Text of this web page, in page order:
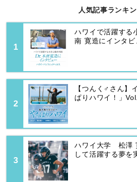
人気記事ランキ
ハワイで活躍す
南 寛造にインタビ
【つんく♂さん】
ぱりハワイ！」
ハワイ大学 松澤
して活躍する夢を